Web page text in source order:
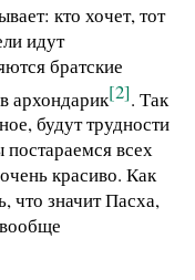
кто хочет, тот
идут
братские
архондарик[2]. Так
будут трудности
всех
красиво. Как
что значит Пасха,